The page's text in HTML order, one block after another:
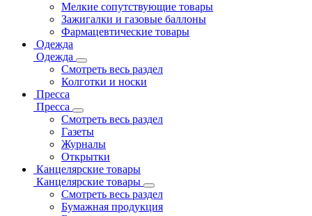
Мелкие сопутствующие товары
Зажигалки и газовые баллоны
Фармацевтические товары
Одежда
Одежда
Смотреть весь раздел
Колготки и носки
Пресса
Пресса
Смотреть весь раздел
Газеты
Журналы
Открытки
Канцелярские товары
Канцелярские товары
Смотреть весь раздел
Бумажная продукция